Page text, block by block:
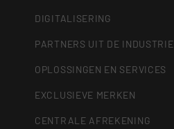
DIGITALISERING
PARTNERS UIT DE INDUSTRIE
OPLOSSINGEN EN SERVICES
EXCLUSIEVE MERKEN
CENTRALE AFREKENING